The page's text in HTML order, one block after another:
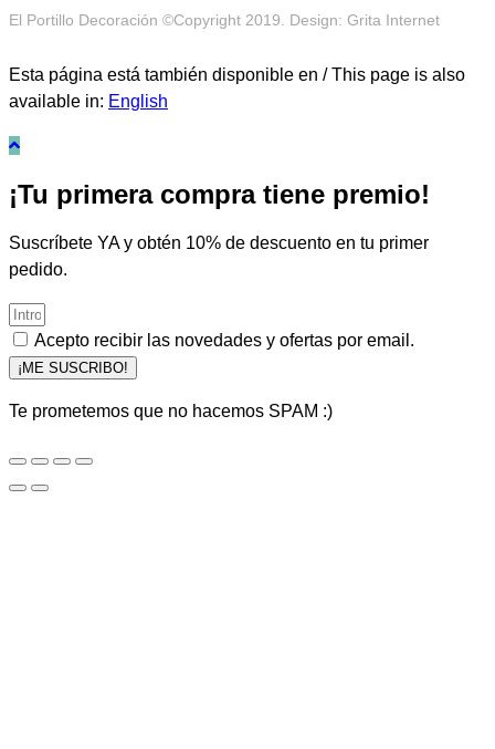
El Portillo Decoración ©Copyright 2019. Design: Grita Internet
Esta página está también disponible en / This page is also
available in: English
¡Tu primera compra tiene premio!
Suscríbete YA y obtén 10% de descuento en tu primer
pedido.
Acepto recibir las novedades y ofertas por email.
¡ME SUSCRIBO!
Te prometemos que no hacemos SPAM :)